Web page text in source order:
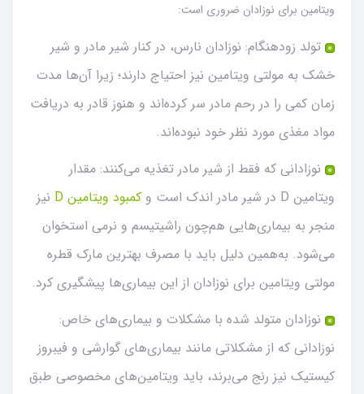
ویتامین برای نوزادان ضروری است:
تولد زودهنگام: نوزادان نارس، در کنار شیر مادر و شیر
خشک به مولتی ویتامین نیز احتیاج دارند؛ زیرا آن‌ها مدت
زمان کمی را در رحم مادر سر کرده‌اند و هنوز قادر به دریافت
مواد مغذی مورد نظر خود نبوده‌اند.
نوزادانی که فقط از شیر مادر تغذیه می‌کنند: مقدار
ویتامین D در شیر مادر اندک است و
کمبود ویتامین D
نیز
منجر‌ به بیماری‌هایی هم‌چون راشیتیسم و نرمی استخوان
می‌شود. به‌همین دلیل باید با مصرف بهترین مارک قطره
مولتی ویتامین برای نوزادان از این بیماری‌ها پیشگیری کرد.
نوزادان متولد شده با مشکلات و بیماری‌های خاص:
نوزادانی که از مشکلاتی مانند بیماری‌های گوارشی و فیبروز
کیستیک نیز رنج می‌برند، باید ویتامین‌های مخصوصی طبق